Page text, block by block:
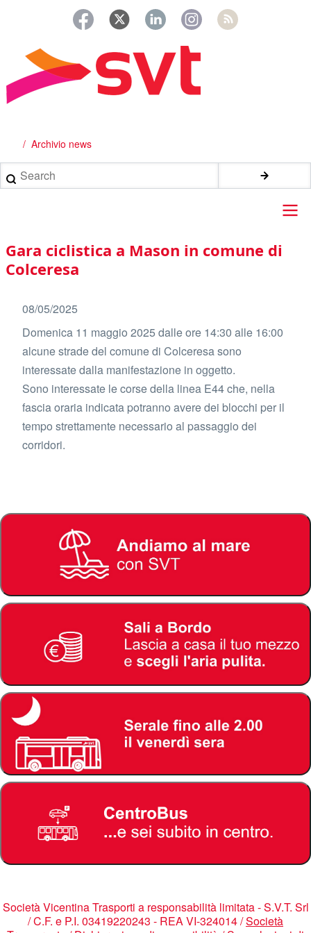
principale
Briciole
di
pane
Archivio news
Search
Main
navigation
Gara ciclistica a Mason in comune di
Colceresa
08/05/2025
Domenica 11 maggio 2025 dalle ore 14:30 alle 16:00
alcune strade del comune di Colceresa sono
interessate dalla manifestazione in oggetto.
Sono interessate le corse della linea E44 che, nella
fascia oraria indicata potranno avere dei blocchi per il
tempo strettamente necessario al passaggio dei
corridori.
Società Vicentina Trasporti a responsabilità limitata - S.V.T. Srl
/ C.F. e P.I. 03419220243 - REA VI-324014 /Società